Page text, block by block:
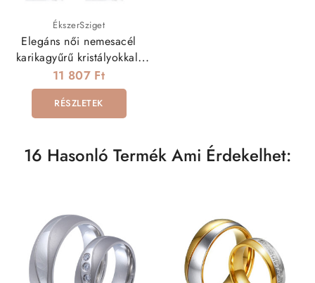
ÉkszerSziget
Elegáns női nemesacél
karikagyűrű kristályokkal,
dupla hullám mintával
11 807 Ft
RÉSZLETEK
16 Hasonló Termék Ami Érdekelhet: